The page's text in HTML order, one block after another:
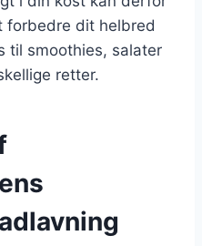
dit helbred
til smoothies, salater
retter.